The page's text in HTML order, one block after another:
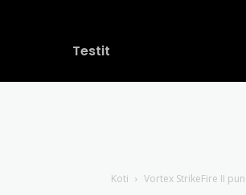
Testit
Koti Vortex StrikeFire II